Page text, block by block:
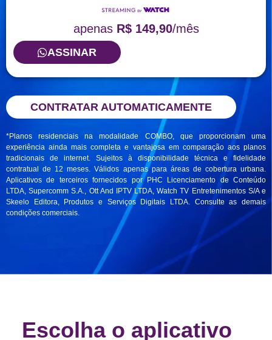
apenas R$ 149,90/mês
ASSINAR
CONTRATAR AUTOMATICAMENTE
*Planos residenciais na modalidade COMBO, que proporcionam uma
experiência ainda mais completa e vantajosa em comparação aos planos
tradicionais de internet. Sujeitos à disponibilidade técnica e fidelidade
contratual de 12 meses. Válidos apenas para áreas de cobertura urbana.
Aplicativos de terceiros fornecidos por PHC Licenciamento de Conteúdo
LTDA, Supercomm S.A., Ott And IPTV LTDA, Watch TV Entretenimentos S/A e
Skeelo Editora, Produtos e Serviços Digitais LTDA. Consulte as demais
condições comerciais.
Escolha o aplicativo